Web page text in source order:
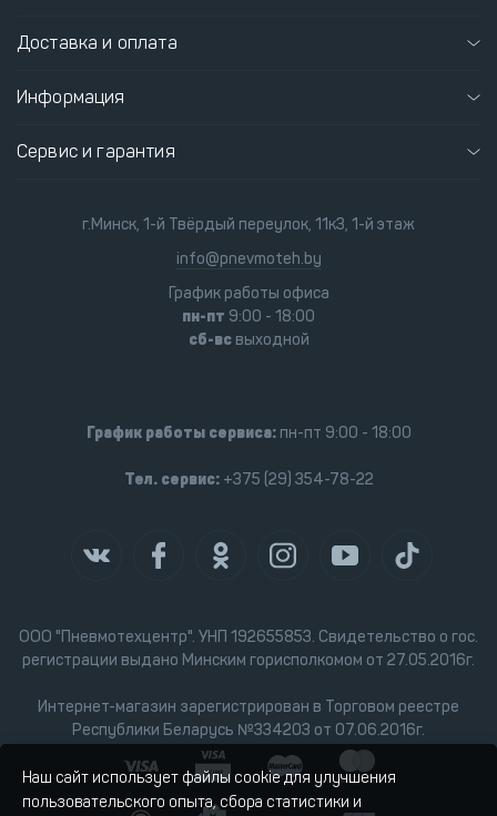
Доставка и оплата
Информация
Сервис и гарантия
ООО "Пневмотехцентр". УНП 192655853. Свидетельство о гос.
регистрации выдано Минским горисполкомом от 27.05.2016г.
Интернет-магазин зарегистрирован в Торговом реестре
Республики Беларусь №334203 от 07.06.2016г.
г.Минск, 1-й Твёрдый переулок, 11к3, 1-й этаж
info@pnevmoteh.by
График работы офиса
пн-пт 9:00 - 18:00
сб-всвыходной
График работы сервиса:пн-пт 9:00 - 18:00
Тел. сервис:+375 (29) 354-78-22
Наш сайт использует файлы cookie для улучшения
пользовательского опыта, сбора статистики и